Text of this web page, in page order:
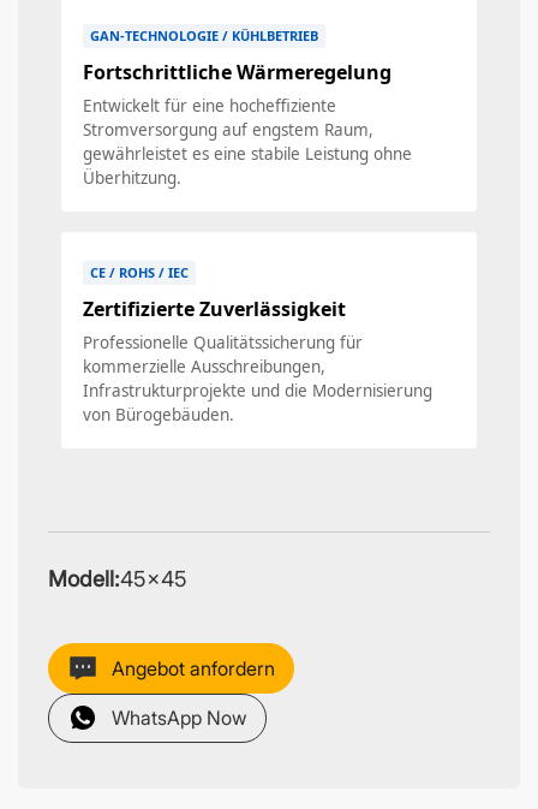
GAN-TECHNOLOGIE / KÜHLBETRIEB
Fortschrittliche Wärmeregelung
Entwickelt für eine hocheffiziente
Stromversorgung auf engstem Raum,
gewährleistet es eine stabile Leistung ohne
Überhitzung.
CE / ROHS / IEC
Zertifizierte Zuverlässigkeit
Professionelle Qualitätssicherung für
kommerzielle Ausschreibungen,
Infrastrukturprojekte und die Modernisierung
von Bürogebäuden.
Modell:45×45
Angebot anfordern
WhatsApp Now